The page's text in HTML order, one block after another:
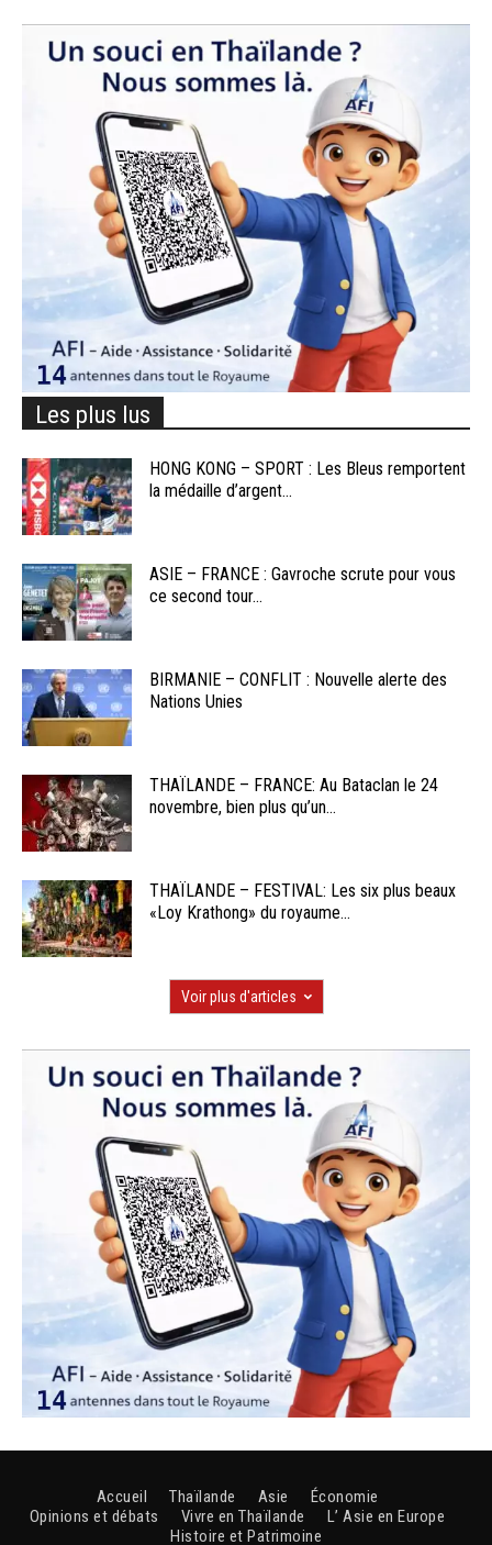
Les plus lus
HONG KONG – SPORT : Les Bleus remportent
la médaille d’argent...
ASIE – FRANCE : Gavroche scrute pour vous
ce second tour...
BIRMANIE – CONFLIT : Nouvelle alerte des
Nations Unies
THAÏLANDE – FRANCE: Au Bataclan le 24
novembre, bien plus qu’un...
THAÏLANDE – FESTIVAL: Les six plus beaux
«Loy Krathong» du royaume...
Voir plus d'articles
Accueil Thaïlande Asie
Économie
Opinions et débats
Vivre en Thaïlande
L’ Asie en Europe
Histoire et Patrimoine